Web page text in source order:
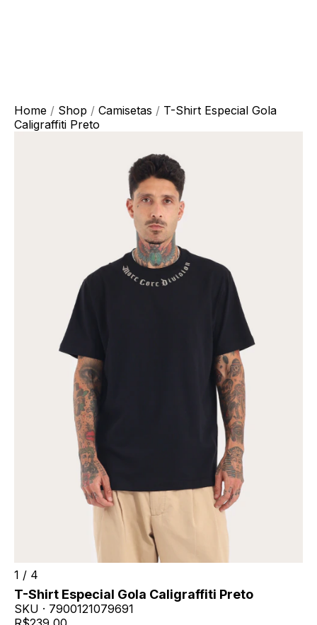
Home / Shop / Camisetas / T-Shirt Especial Gola
Caligraffiti Preto
1 / 4
T-Shirt Especial Gola Caligraffiti Preto
SKU · 7900121079691